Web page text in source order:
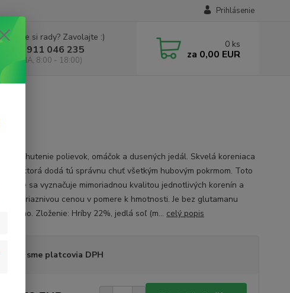
Prihlásenie
Neviete si rady? Zavolajte :)
+421 911 046 235
(PO - PIA, 8:00 - 18:00)
0 ks
za 0,00 EUR
Na dochutenie polievok, omáčok a dusených jedál. Skvelá koreniaca
zmes, ktorá dodá tú správnu chuť všetkým hubovým pokrmom. Toto
korenie sa vyznačuje mimoriadnou kvalitou jednotlivých korenín a
veľmi priaznivou cenou v pomere k hmotnosti. Je bez glutamanu
sodného. Zloženie: Hríby 22%, jedlá soľ (m... celý popis
Nie sme platcovia DPH